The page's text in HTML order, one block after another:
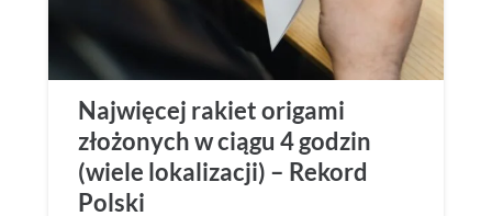
Najwięcej rakiet origami
złożonych w ciągu 4 godzin
(wiele lokalizacji) – Rekord
Polski